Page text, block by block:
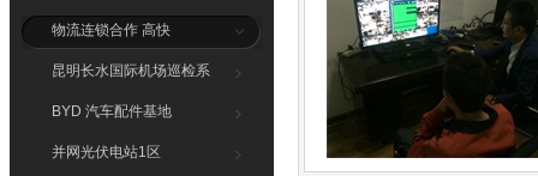
春城印象
并网光伏
物流连锁合作 高快
昆明长水国际机场巡检系
BYD 汽车配件基地
并网光伏电站1区